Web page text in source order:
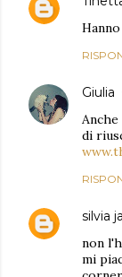
Giulia
di
silvia
non
mi